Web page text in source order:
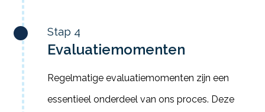
Stap 4
Evaluatiemomenten
Regelmatige evaluatiemomenten zijn een
essentieel onderdeel van ons proces. Deze